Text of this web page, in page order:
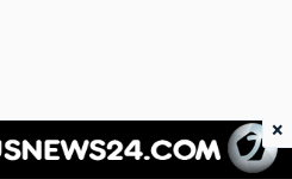
News 24
×